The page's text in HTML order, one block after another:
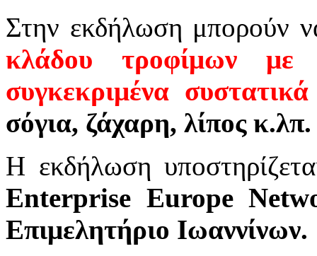
Στην εκδήλωση μπορούν
κλάδου τροφίμων με
συγκεκριμένα συστατικά
σόγια, ζάχαρη, λίπος κ.λπ.
Η εκδήλωση
Enterprise Europe
Επιμελητήριο Ιωαννίνων.